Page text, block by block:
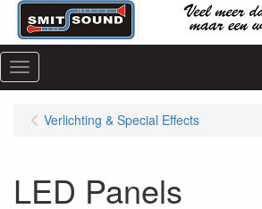
Menu
Verlichting & Special Effects
LED Panels